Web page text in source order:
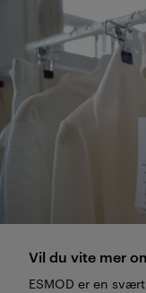
Vil du vite mer
ESMOD er en